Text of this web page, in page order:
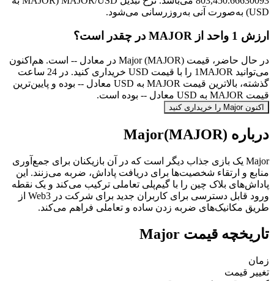
USD) به‌صورت آنی به‌روزرسانی می‌شود.
ارزش 1 واحد از MAJOR در چقدر است؟
در حال حاضر، قیمت Major (MAJOR) در معادل -- است. هم‌اکنون
می‌توانید 1MAJOR را با قیمت USD خریداری کنید. در 24 ساعت
گذشته، بالاترین قیمت MAJOR به USD معادل -- بوده و پایین‌ترین
قیمت MAJOR به USD معادل -- بوده است.
اکنون Major را خریداری کنید
درباره Major(MAJOR)
Major یک بازی جذاب دیگر است که در آن بازیکنان برای جمع‌آوری
منابع و ارتقاء شخصیت‌ها برای دریافت پاداش، ضربه می‌زنند. این
پاداش‌های بلاک چین را با گیم‌پلی تعاملی ترکیب می‌کند و یک نقطه
ورود قابل دسترسی برای کاربران جدید برای شرکت در Web3 از
طریق مکانیک‌های ضربه زدن ساده و تعاملی فراهم می‌کند.
تاریخچه قیمت Major
زمان
تغییر قیمت